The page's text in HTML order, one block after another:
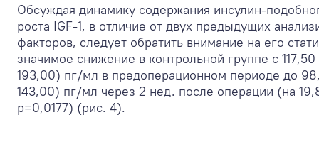
Обсуждая динамику содержания инсулин-
роста IGF-1, в отличие от двух предыдущих
факторов, следует обратить внимание на его
значимое снижение в контрольной группе с
193,00) пг/мл в предоперационном периоде до
143,00) пг/мл через 2 нед. после операции (на
р=0,0177) (рис. 4).